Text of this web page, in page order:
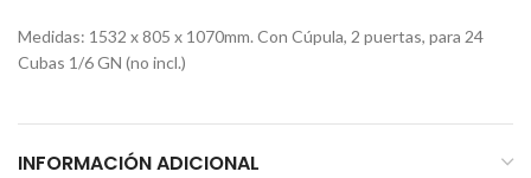
Medidas: 1532 x 805 x 1070mm. Con Cúpula, 2 puertas, para 24
Cubas 1/6 GN (no incl.)
INFORMACIÓN ADICIONAL